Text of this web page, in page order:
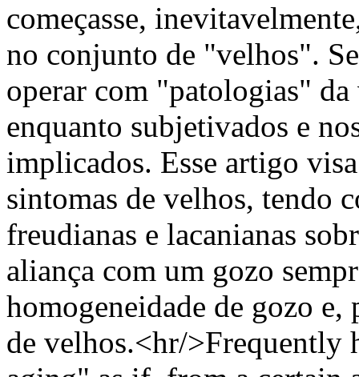
começasse,
no conjunto de "velhos".
operar com "patologias"
enquanto subjetivados e
implicados. Esse artigo
sintomas de velhos, tendo
freudianas e lacanianas
aliança com um gozo
homogeneidade de gozo
de velhos.<hr/>Frequently